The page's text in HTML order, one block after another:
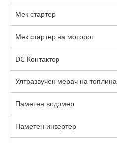
Мек стартер
Мек стартер на моторот
DC Контактор
Ултразвучен мерач на топлина
Паметен водомер
Паметен инвертер